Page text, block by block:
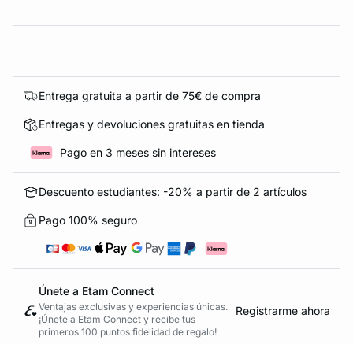
Entrega gratuita a partir de 75€ de compra
Entregas y devoluciones gratuitas en tienda
Pago en 3 meses sin intereses
Descuento estudiantes: -20% a partir de 2 artículos
Pago 100% seguro
Únete a Etam Connect
Ventajas exclusivas y experiencias únicas.
¡Únete a Etam Connect y recibe tus
primeros 100 puntos fidelidad de regalo!
Registrarme ahora